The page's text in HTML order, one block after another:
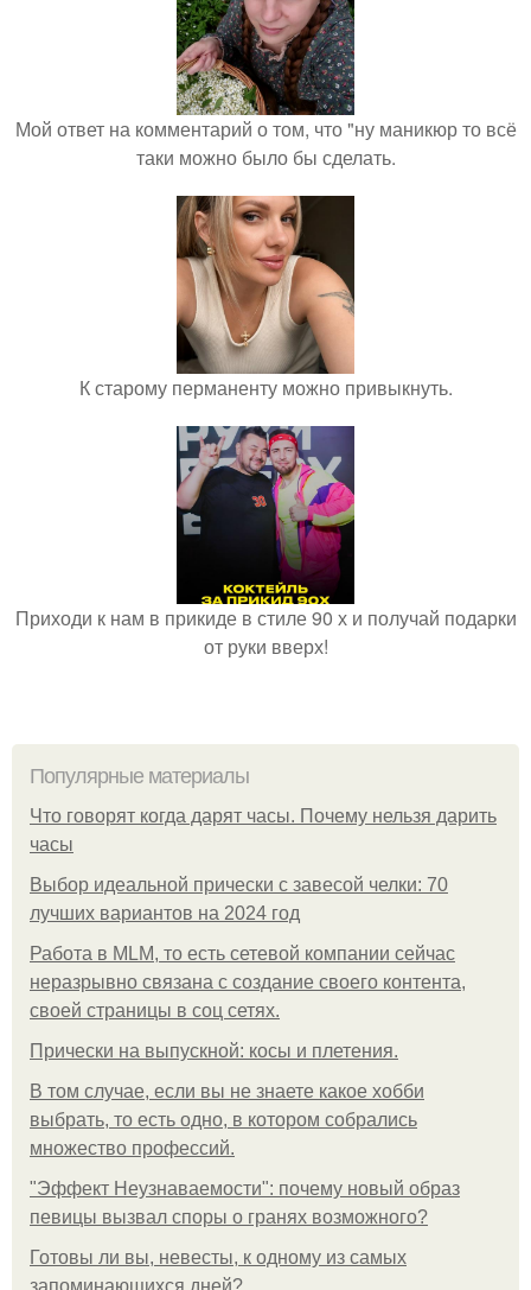
Мой ответ на комментарий о том, что "ну маникюр то всё
таки можно было бы сделать.
К старому перманенту можно привыкнуть.
Приходи к нам в прикиде в стиле 90 х и получай подарки
от руки вверх!
Популярные материалы
Что говорят когда дарят часы. Почему нельзя дарить
часы
Выбор идеальной прически с завесой челки: 70
лучших вариантов на 2024 год
Работа в MLM, то есть сетевой компании сейчас
неразрывно связана с создание своего контента,
своей страницы в соц сетях.
Прически на выпускной: косы и плетения.
В том случае, если вы не знаете какое хобби
выбрать, то есть одно, в котором собрались
множество профессий.
"Эффект Неузнаваемости": почему новый образ
певицы вызвал споры о гранях возможного?
Готовы ли вы, невесты, к одному из самых
запоминающихся дней?